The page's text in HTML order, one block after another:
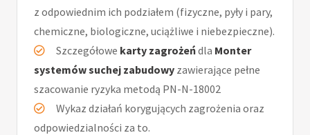
z odpowiednim ich podziałem (fizyczne, pyły i pary,
chemiczne, biologiczne, uciążliwe i niebezpieczne).
Szczegółowe karty zagrożeńdla Monter
systemów suchej zabudowy zawierające pełne
szacowanie ryzyka metodą PN-N-18002
Wykaz działań korygujących zagrożenia oraz
odpowiedzialności za to.